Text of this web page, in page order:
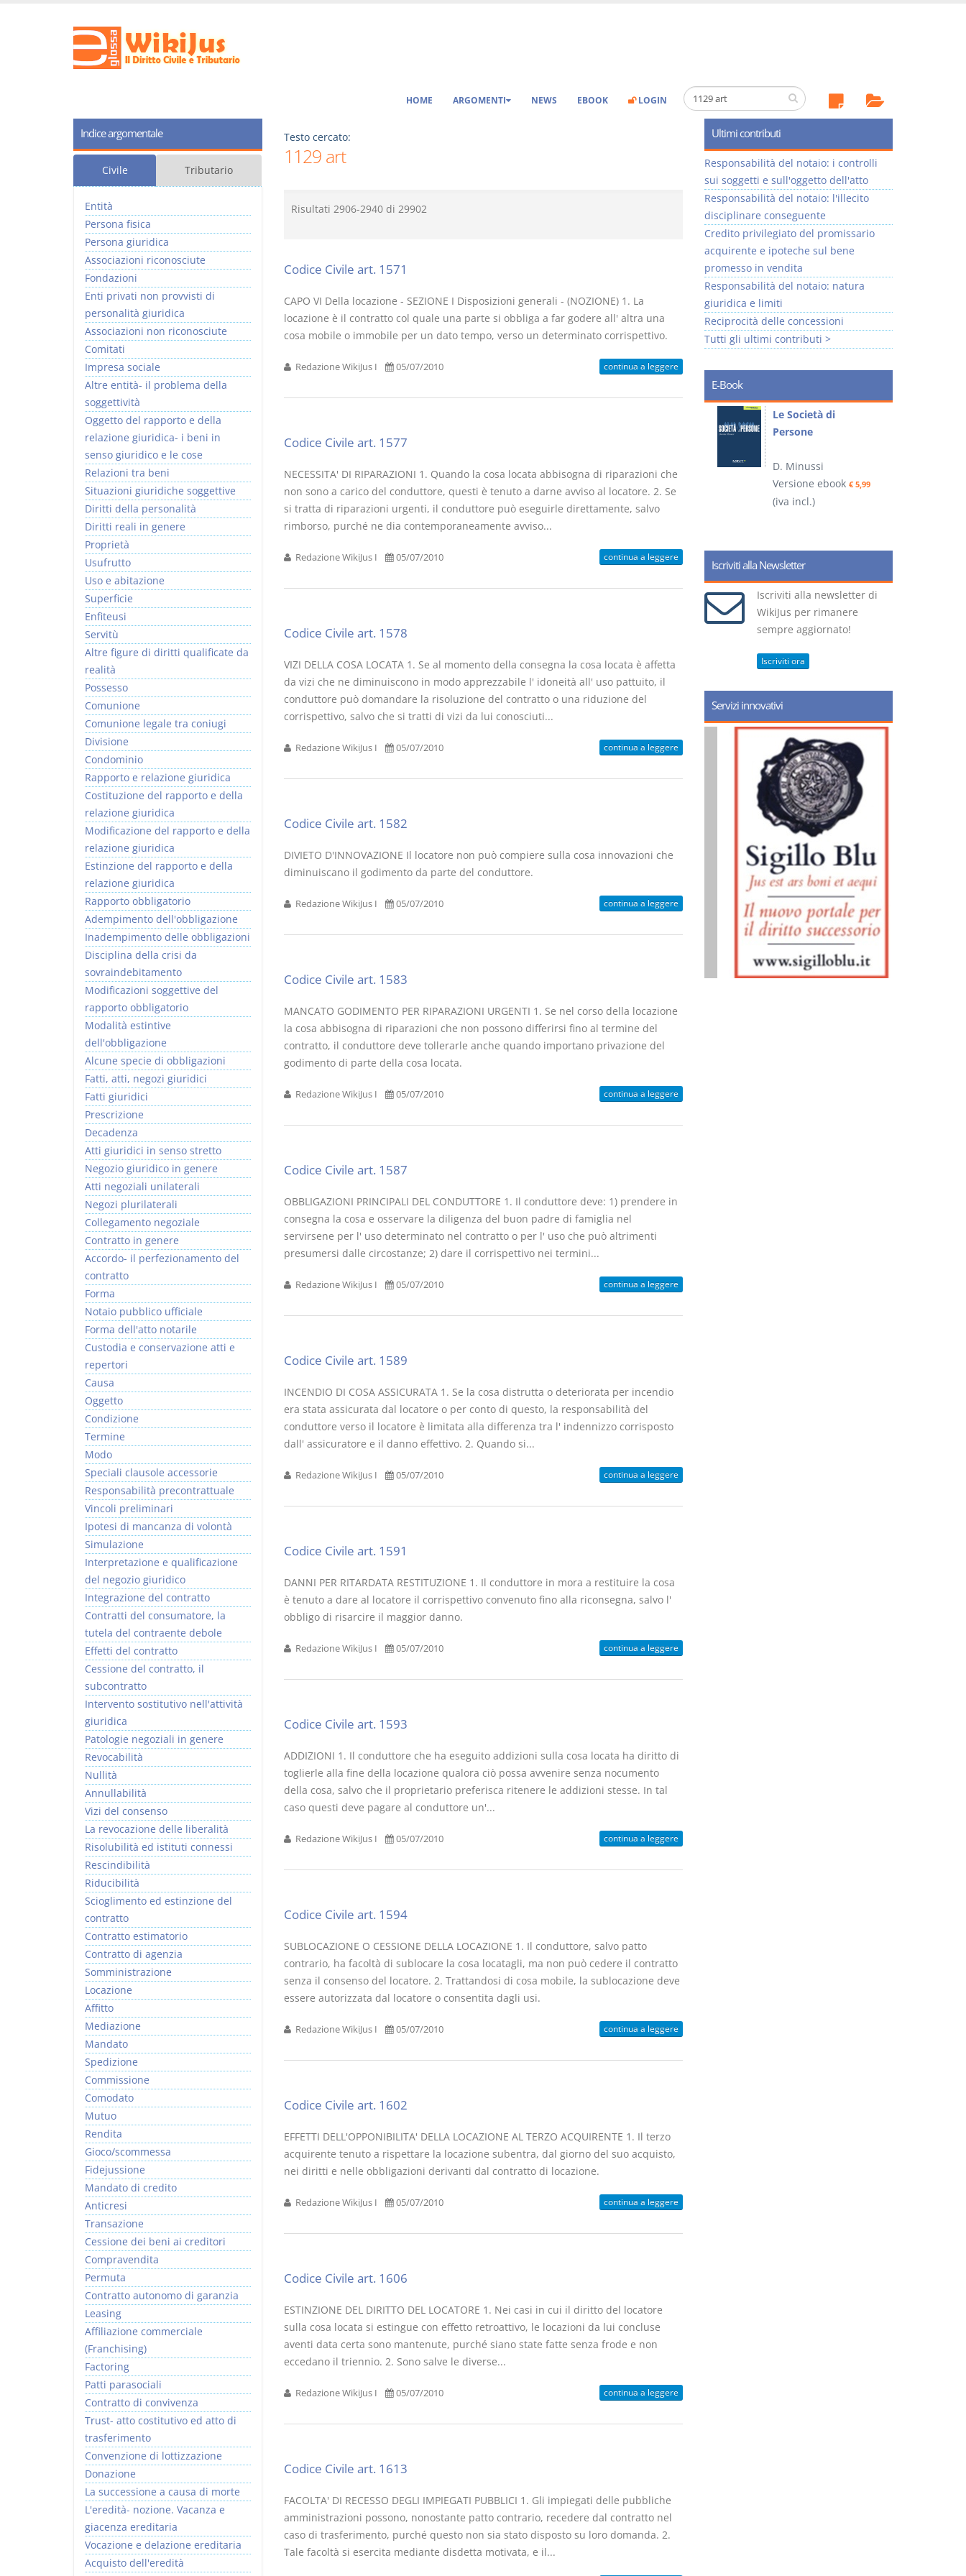
HOME ARGOMENTI NEWS EBOOK LOGIN
Testo cercato:
1129 art
Risultati 2906-2940di 29902
Codice Civile art. 1571
CAPO VI Della locazione - SEZIONE I Disposizioni generali - (NOZIONE) 1. La
locazione è il contratto col quale una parte si obbliga a far godere all' altra una
cosa mobile o immobile per un dato tempo, verso un determinato corrispettivo.
Redazione WikiJus I 05/07/2010 continua a leggere
Codice Civile art. 1577
NECESSITA' DI RIPARAZIONI 1. Quando la cosa locata abbisogna di riparazioni che
non sono a carico del conduttore, questi è tenuto a darne avviso al locatore. 2. Se
si tratta di riparazioni urgenti, il conduttore può eseguirle direttamente, salvo
rimborso, purché ne dia contemporaneamente avviso...
Redazione WikiJus I 05/07/2010 continua a leggere
Codice Civile art. 1578
VIZI DELLA COSA LOCATA 1. Se al momento della consegna la cosa locata è affetta
da vizi che ne diminuiscono in modo apprezzabile l' idoneità all' uso pattuito, il
conduttore può domandare la risoluzione del contratto o una riduzione del
corrispettivo, salvo che si tratti di vizi da lui conosciuti...
Redazione WikiJus I 05/07/2010 continua a leggere
Codice Civile art. 1582
DIVIETO D'INNOVAZIONE Il locatore non può compiere sulla cosa innovazioni che
diminuiscano il godimento da parte del conduttore.
Redazione WikiJus I 05/07/2010 continua a leggere
Codice Civile art. 1583
MANCATO GODIMENTO PER RIPARAZIONI URGENTI 1. Se nel corso della locazione
la cosa abbisogna di riparazioni che non possono differirsi fino al termine del
contratto, il conduttore deve tollerarle anche quando importano privazione del
godimento di parte della cosa locata.
Redazione WikiJus I 05/07/2010 continua a leggere
Codice Civile art. 1587
OBBLIGAZIONI PRINCIPALI DEL CONDUTTORE 1. Il conduttore deve: 1) prendere in
consegna la cosa e osservare la diligenza del buon padre di famiglia nel
servirsene per l' uso determinato nel contratto o per l' uso che può altrimenti
presumersi dalle circostanze; 2) dare il corrispettivo nei termini...
Redazione WikiJus I 05/07/2010 continua a leggere
Codice Civile art. 1589
INCENDIO DI COSA ASSICURATA 1. Se la cosa distrutta o deteriorata per incendio
era stata assicurata dal locatore o per conto di questo, la responsabilità del
conduttore verso il locatore è limitata alla differenza tra l' indennizzo corrisposto
dall' assicuratore e il danno effettivo. 2. Quando si...
Redazione WikiJus I 05/07/2010 continua a leggere
Codice Civile art. 1591
DANNI PER RITARDATA RESTITUZIONE 1. Il conduttore in mora a restituire la cosa
è tenuto a dare al locatore il corrispettivo convenuto fino alla riconsegna, salvo l'
obbligo di risarcire il maggior danno.
Redazione WikiJus I 05/07/2010 continua a leggere
Codice Civile art. 1593
ADDIZIONI 1. Il conduttore che ha eseguito addizioni sulla cosa locata ha diritto di
toglierle alla fine della locazione qualora ciò possa avvenire senza nocumento
della cosa, salvo che il proprietario preferisca ritenere le addizioni stesse. In tal
caso questi deve pagare al conduttore un'...
Redazione WikiJus I 05/07/2010 continua a leggere
Codice Civile art. 1594
SUBLOCAZIONE O CESSIONE DELLA LOCAZIONE 1. Il conduttore, salvo patto
contrario, ha facoltà di sublocare la cosa locatagli, ma non può cedere il contratto
senza il consenso del locatore. 2. Trattandosi di cosa mobile, la sublocazione deve
essere autorizzata dal locatore o consentita dagli usi.
Redazione WikiJus I 05/07/2010 continua a leggere
Codice Civile art. 1602
EFFETTI DELL'OPPONIBILITA' DELLA LOCAZIONE AL TERZO ACQUIRENTE 1. Il terzo
acquirente tenuto a rispettare la locazione subentra, dal giorno del suo acquisto,
nei diritti e nelle obbligazioni derivanti dal contratto di locazione.
Redazione WikiJus I 05/07/2010 continua a leggere
Codice Civile art. 1606
ESTINZIONE DEL DIRITTO DEL LOCATORE 1. Nei casi in cui il diritto del locatore
sulla cosa locata si estingue con effetto retroattivo, le locazioni da lui concluse
aventi data certa sono mantenute, purché siano state fatte senza frode e non
eccedano il triennio. 2. Sono salve le diverse...
Redazione WikiJus I 05/07/2010 continua a leggere
Codice Civile art. 1613
FACOLTA' DI RECESSO DEGLI IMPIEGATI PUBBLICI 1. Gli impiegati delle pubbliche
amministrazioni possono, nonostante patto contrario, recedere dal contratto nel
caso di trasferimento, purché questo non sia stato disposto su loro domanda. 2.
Tale facoltà si esercita mediante disdetta motivata, e il...
Indice argomentale
Civile Tributario
Entità
Persona fisica
Persona giuridica
Associazioni riconosciute
Fondazioni
Enti privati non provvisti di
personalità giuridica
Associazioni non riconosciute
Comitati
Impresa sociale
Altre entità- il problema della
soggettività
Oggetto del rapporto e della
relazione giuridica- i beni in
senso giuridico e le cose
Relazioni tra beni
Situazioni giuridiche soggettive
Diritti della personalità
Diritti reali in genere
Proprietà
Usufrutto
Uso e abitazione
Superficie
Enfiteusi
Servitù
Altre figure di diritti qualificate da
realità
Possesso
Comunione
Comunione legale tra coniugi
Divisione
Condominio
Rapporto e relazione giuridica
Costituzione del rapporto e della
relazione giuridica
Modificazione del rapporto e della
relazione giuridica
Estinzione del rapporto e della
relazione giuridica
Rapporto obbligatorio
Adempimento dell'obbligazione
Inadempimento delle obbligazioni
Disciplina della crisi da
sovraindebitamento
Modificazioni soggettive del
rapporto obbligatorio
Modalità estintive
dell'obbligazione
Alcune specie di obbligazioni
Fatti, atti, negozi giuridici
Fatti giuridici
Prescrizione
Decadenza
Atti giuridici in senso stretto
Negozio giuridico in genere
Atti negoziali unilaterali
Negozi plurilaterali
Collegamento negoziale
Contratto in genere
Accordo- il perfezionamento del
contratto
Forma
Notaio pubblico ufficiale
Forma dell'atto notarile
Custodia e conservazione atti e
repertori
Causa
Oggetto
Condizione
Termine
Modo
Speciali clausole accessorie
Responsabilità precontrattuale
Vincoli preliminari
Ipotesi di mancanza di volontà
Simulazione
Interpretazione e qualificazione
del negozio giuridico
Integrazione del contratto
Contratti del consumatore, la
tutela del contraente debole
Effetti del contratto
Cessione del contratto, il
subcontratto
Intervento sostitutivo nell'attività
giuridica
Patologie negoziali in genere
Revocabilità
Nullità
Annullabilità
Vizi del consenso
La revocazione delle liberalità
Risolubilità ed istituti connessi
Rescindibilità
Riducibilità
Scioglimento ed estinzione del
contratto
Contratto estimatorio
Contratto di agenzia
Somministrazione
Locazione
Affitto
Mediazione
Mandato
Spedizione
Commissione
Comodato
Mutuo
Rendita
Gioco/scommessa
Fidejussione
Mandato di credito
Anticresi
Transazione
Cessione dei beni ai creditori
Compravendita
Permuta
Contratto autonomo di garanzia
Leasing
Affiliazione commerciale
(Franchising)
Factoring
Patti parasociali
Contratto di convivenza
Trust- atto costitutivo ed atto di
trasferimento
Convenzione di lottizzazione
Donazione
La successione a causa di morte
L'eredità- nozione. Vacanza e
giacenza ereditaria
Vocazione e delazione ereditaria
Acquisto dell'eredità
Ultimi contributi
Responsabilità del notaio: i controlli
sui soggetti e sull'oggetto dell'atto
Responsabilità del notaio: l'illecito
disciplinare conseguente
Credito privilegiato del promissario
acquirente e ipoteche sul bene
promesso in vendita
Responsabilità del notaio: natura
giuridica e limiti
Reciprocità delle concessioni
Tutti gli ultimi contributi >
E-Book
Prescrizione e
Versione ebook€ 4,19
Rapporto e
relazione giuridica
Versione ebook
(iva incl.)
Versione ebook
S. D'Andrea – D.
Minussi
Versione ebook
Le Società di
Persone
D. Minussi
Versione ebook € 5,99
(iva incl.)
Iscriviti alla Newsletter
Iscriviti alla newsletter di
WikiJus per rimanere
sempre aggiornato!
Iscriviti ora
Servizi innovativi